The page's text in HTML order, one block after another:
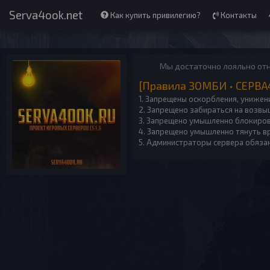
Serva4ook.net Как купить привилегию? Контакты
Мы достаточно лояльно
[Правила ЗОМБИ •
1. Запрещены оскорбления,
2. Запрещено забираться на
3. Запрещено умышленно
4. Запрещено умышленно тянуть
5. Администраторы сервера